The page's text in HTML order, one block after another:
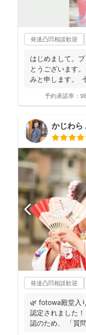
発達凸凹相談歓迎
はじめまして。
とうございます
みと申します。
予約承諾率：
かじわら
発達凸凹相談歓迎
🌿 fotowa殿堂入
認定されました
認のため、 「質